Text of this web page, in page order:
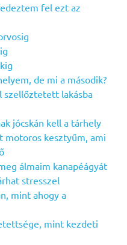
fel ezt az
de mi a második?
szellőztetett lakásba
jócskán kell a tárhely
kesztyűm, ami
álmaim kanapéágyát
stresszel
mint ahogy a
mint kezdeti